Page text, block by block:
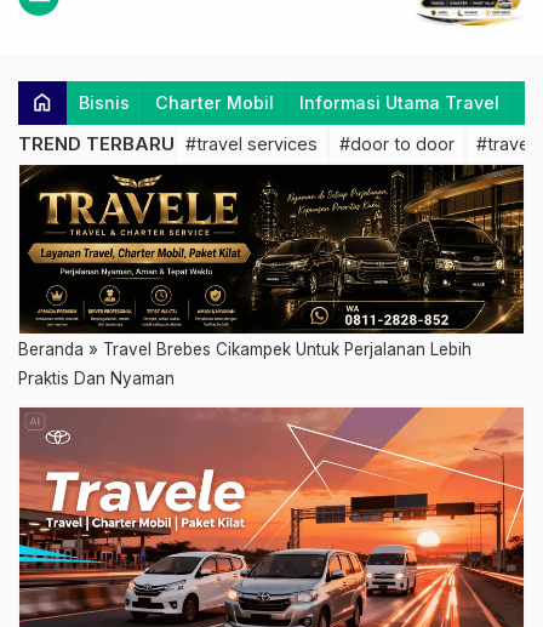
home Bisnis Charter Mobil Informasi Utama Travel
TREND TERBARU #travel services #door to door #travel
Beranda » Travel Brebes Cikampek Untuk Perjalanan Lebih
Praktis Dan Nyaman